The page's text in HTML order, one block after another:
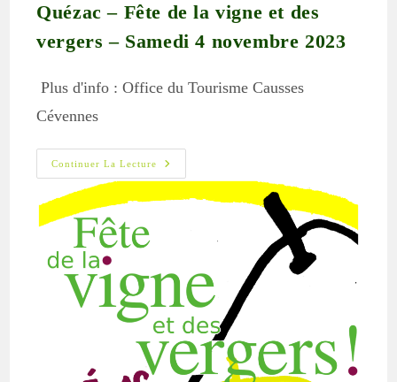
Quézac – Fête de la vigne et des
vergers – Samedi 4 novembre 2023
Plus d'info : Office du Tourisme Causses
Cévennes
Continuer La Lecture
Quézac
–
De
–
Samedi
Novembre
2023